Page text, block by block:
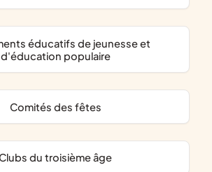
d'éducation populaire
comités des fêtes
clubs du troisième âge